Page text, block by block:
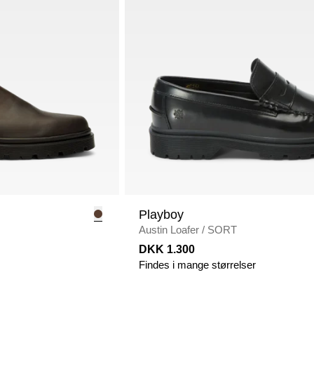
Playboy
Austin Loafer / SORT
DKK 1.300
Findes i mange størrelser